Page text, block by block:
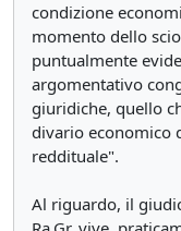
condizione
momento dello
puntualmente
argomentativo
giuridiche, quello
divario economico
reddituale".
Al riguardo, il